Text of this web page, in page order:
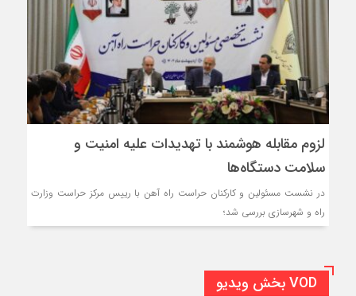
لزوم مقابله هوشمند با تهدیدات علیه امنیت و
سلامت دستگاه‌ها
در نشست مسئولین و کارکنان حراست راه آهن با رییس مرکز حراست وزارت
راه و شهرسازی بررسی شد؛
VOD بخش ویدیو